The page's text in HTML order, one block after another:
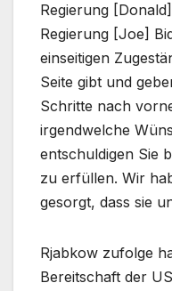
Regierung
Regierung [Joe]
einseitigen
Seite gibt und
Schritte nach
irgendwelche
entschuldigen Sie
zu erfüllen. Wir
gesorgt, dass sie
Rjabkow zufolge
Bereitschaft der